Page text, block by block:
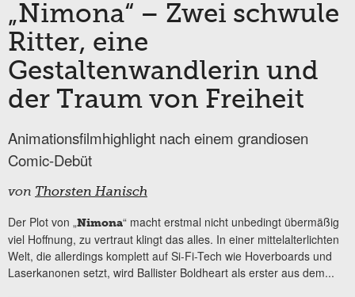
„Nimona“ – Zwei schwule
Ritter, eine
Gestaltenwandlerin und
der Traum von Freiheit
Animationsfilmhighlight nach einem grandiosen
Comic-Debüt
von Thorsten Hanisch
Der Plot von „Nimona“ macht erstmal nicht unbedingt übermäßig
viel Hoffnung, zu vertraut klingt das alles. In einer mittelalterlichten
Welt, die allerdings komplett auf Si-Fi-Tech wie Hoverboards und
Laserkanonen setzt, wird Ballister Boldheart als erster aus dem...